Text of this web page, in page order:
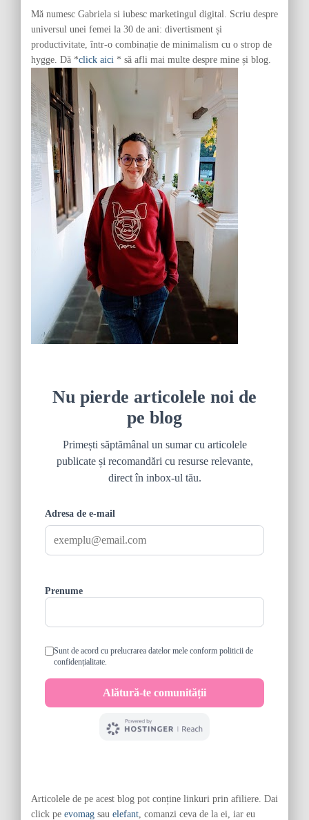
Mă numesc Gabriela si iubesc marketingul digital. Scriu despre
universul unei femei la 30 de ani: divertisment și
productivitate, într-o combinație de minimalism cu o strop de
hygge. Dă *click aici * să afli mai multe despre mine și blog.
Articolele de pe acest blog pot conține linkuri prin afiliere. Dai
click pe evomag sau elefant, comanzi ceva de la ei, iar eu